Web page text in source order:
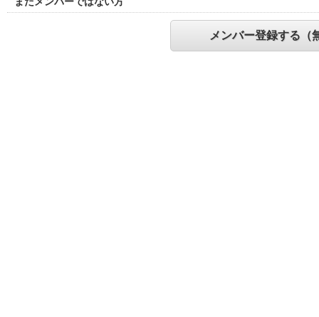
メンバー登録する（